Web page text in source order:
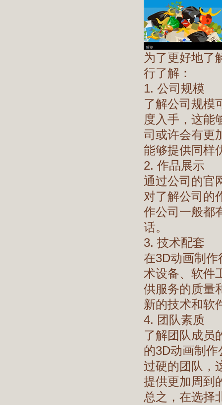
为了更好地了
行了解：
1. 公司规模
了解公司规模
度入手，这能
司或许会有更
能够提供同样
2. 作品展示
通过公司的官
对了解公司的
作公司一般都
话。
3. 技术配套
在3D动画制
术设备、软件
供服务的质量
新的技术和软
4. 团队素质
了解团队成员
的3D动画制
过硬的团队，
提供更加周到
总之，在选择